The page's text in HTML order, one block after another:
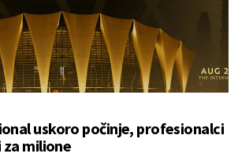
uskoro počinje, profesionalci
milione